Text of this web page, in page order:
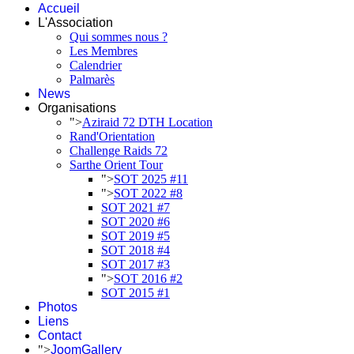
Accueil
L'Association
Qui sommes nous ?
Les Membres
Calendrier
Palmarès
News
Organisations
">Aziraid 72 DTH Location
Rand'Orientation
Challenge Raids 72
Sarthe Orient Tour
">SOT 2025 #11
">SOT 2022 #8
SOT 2021 #7
SOT 2020 #6
SOT 2019 #5
SOT 2018 #4
SOT 2017 #3
">SOT 2016 #2
SOT 2015 #1
Photos
Liens
Contact
">JoomGallery